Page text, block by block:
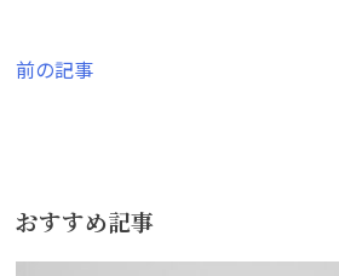
投
ビ
前の記事
おすすめ記事